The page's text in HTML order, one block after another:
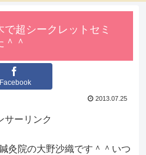
超シークレットセミ
＾＾
Facebook
2013.07.25
サーリンク
灸院の大野沙織です＾＾いつ